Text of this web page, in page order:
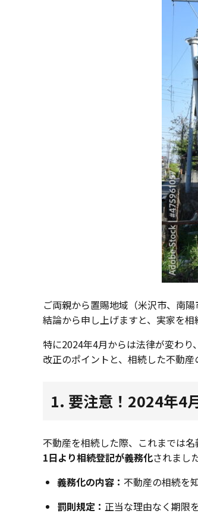
ご両親から置賜地域（米沢市、南
結論から申し上げますと、実家を相
特に2024年4月からは法律が変わ
改正のポイントと、相続した不動産
1. 要注意！2024年4
不動産を相続した際、これまでは
1日より相続登記が義務化されまし
義務化の内容： 不動産の相続を
罰則規定： 正当な理由なく期限